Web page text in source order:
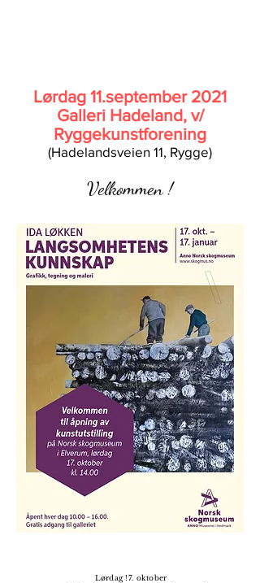
Lørdag !7. oktober
Lørdag 11.september 2021
Galleri Hadeland, v/
Ryggekunstforening
(Hadelandsveien 11, Rygge)
Velkommen !